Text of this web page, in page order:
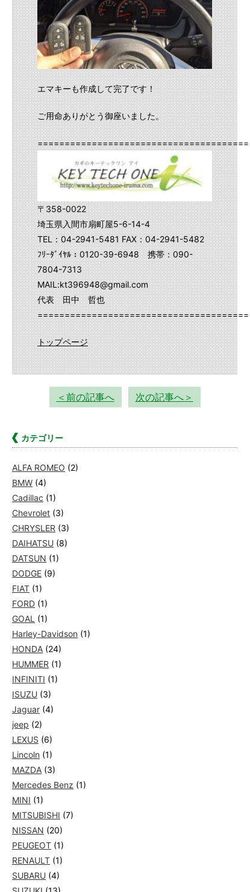
エマキーも作成して完了です！
ご用命ありがとう御座いました。
〒358-0022
埼玉県入間市扇町屋5-6-14-4
TEL：04-2941-5481 FAX：04-2941-5482
ﾌﾘｰﾀﾞｲﾔﾙ：0120-39-6948 携帯：090-
7804-7313
MAIL:kt396948@gmail.com
代表 田中 哲也
トップページ
＜前の記事へ 次の記事へ＞
カテゴリー
ALFA ROMEO (2)
BMW (4)
Cadillac (1)
Chevrolet (3)
CHRYSLER (3)
DAIHATSU (8)
DATSUN (1)
DODGE (9)
FIAT (1)
FORD (1)
GOAL (1)
Harley-Davidson (1)
HONDA (24)
HUMMER (1)
INFINITI (1)
ISUZU (3)
Jaguar (4)
jeep (2)
LEXUS (6)
Lincoln (1)
MAZDA (3)
Mercedes Benz (1)
MINI (1)
MITSUBISHI (7)
NISSAN (20)
PEUGEOT (1)
RENAULT (1)
SUBARU (4)